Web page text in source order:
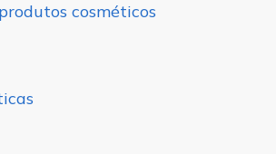
cosméticos